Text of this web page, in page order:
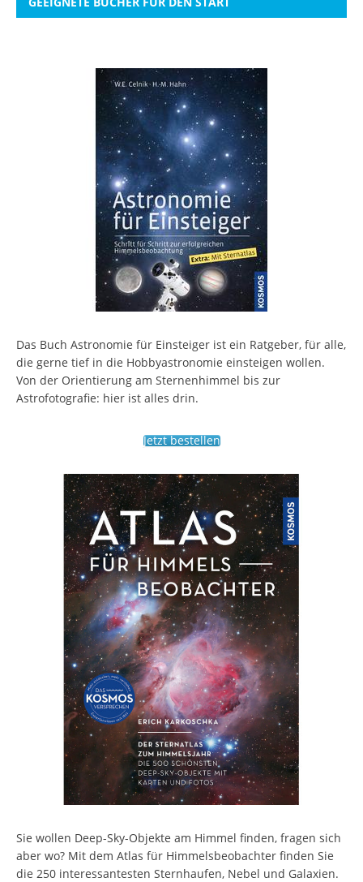
Das Buch Astronomie für Einsteiger ist ein Ratgeber, für alle,
die gerne tief in die Hobbyastronomie einsteigen wollen.
Von der Orientierung am Sternenhimmel bis zur
Astrofotografie: hier ist alles drin.
Jetzt bestellen
Sie wollen Deep-Sky-Objekte am Himmel finden, fragen sich
aber wo? Mit dem Atlas für Himmelsbeobachter finden Sie
die 250 interessantesten Sternhaufen, Nebel und Galaxien.